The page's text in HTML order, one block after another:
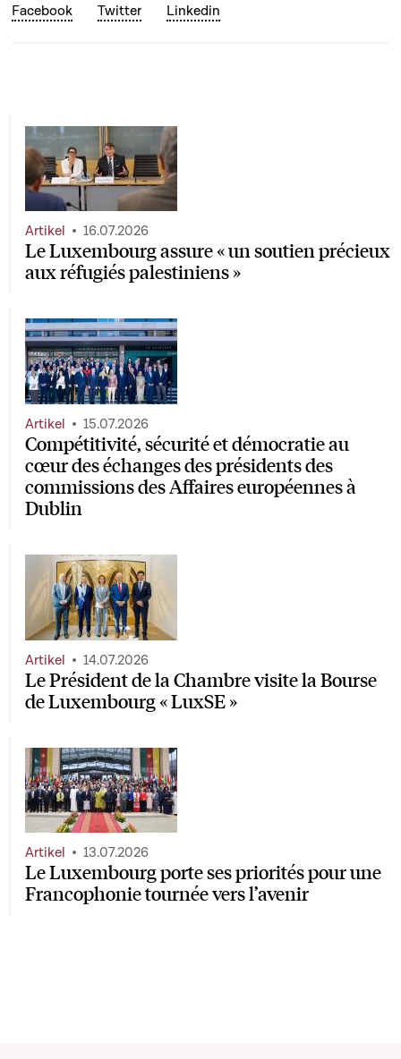
Facebook Twitter Linkedin
Le Luxembourg assure « un soutien précieux
aux réfugiés palestiniens »
Artikel 16.07.2026
Compétitivité, sécurité et démocratie au
cœur des échanges des présidents des
commissions des Affaires européennes à
Dublin
Artikel 15.07.2026
Le Président de la Chambre visite la Bourse
de Luxembourg « LuxSE »
Artikel 14.07.2026
Le Luxembourg porte ses priorités pour une
Francophonie tournée vers l’avenir
Artikel 13.07.2026